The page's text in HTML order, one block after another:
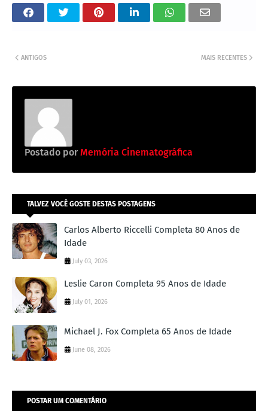
MAIS RECENTES
ANTIGOS
Postado por Memória Cinematográfica
TALVEZ VOCÊ GOSTE DESTAS POSTAGENS
Carlos Alberto Riccelli Completa 80 Anos de
Idade
July 03, 2026
Leslie Caron Completa 95 Anos de Idade
July 01, 2026
Michael J. Fox Completa 65 Anos de Idade
June 08, 2026
POSTAR UM COMENTÁRIO